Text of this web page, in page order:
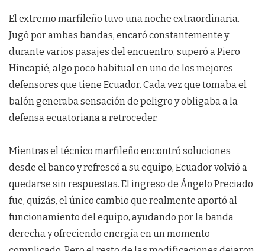
El extremo marfileño tuvo una noche extraordinaria.
Jugó por ambas bandas, encaró constantemente y
durante varios pasajes del encuentro, superó a Piero
Hincapié, algo poco habitual en uno de los mejores
defensores que tiene Ecuador. Cada vez que tomaba el
balón generaba sensación de peligro y obligaba a la
defensa ecuatoriana a retroceder.
Mientras el técnico marfileño encontró soluciones
desde el banco y refrescó a su equipo, Ecuador volvió a
quedarse sin respuestas. El ingreso de Ángelo Preciado
fue, quizás, el único cambio que realmente aportó al
funcionamiento del equipo, ayudando por la banda
derecha y ofreciendo energía en un momento